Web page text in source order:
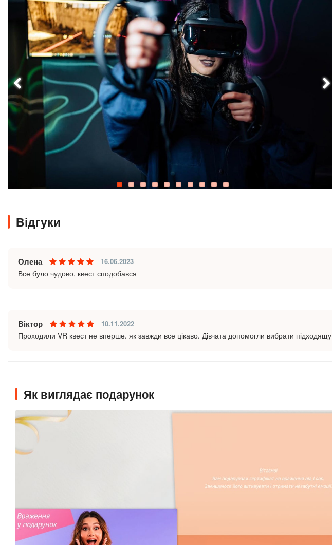
Відгуки
Олена 16.06.2023
Все було чудово, квест сподобався
Віктор 10.11.2022
Проходили VR квест не вперше. як завжди все цікаво. Дівчата допомогли вибрати
Як виглядає подарунок